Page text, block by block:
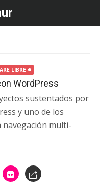
LIBRE
WordPress
sustentados por
y uno de los
navegación multi-